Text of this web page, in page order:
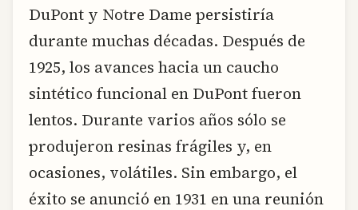
DuPont y Notre Dame persistiría
durante muchas décadas. Después de
1925, los avances hacia un caucho
sintético funcional en DuPont fueron
lentos. Durante varios años sólo se
produjeron resinas frágiles y, en
ocasiones, volátiles. Sin embargo, el
éxito se anunció en 1931 en una reunión